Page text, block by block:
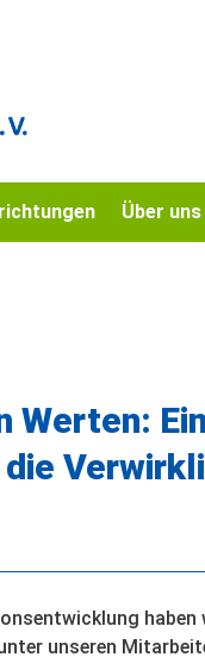
Über uns
Werten:
unseren